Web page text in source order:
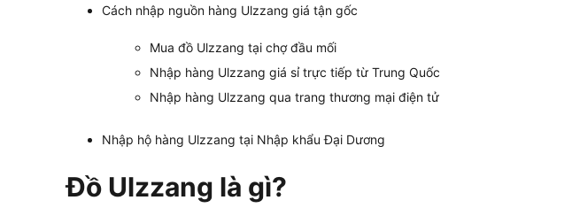
Cách nhập nguồn hàng Ulzzang giá tận gốc
Mua đồ Ulzzang tại chợ đầu mối
Nhập hàng Ulzzang giá sỉ trực tiếp từ Trung Quốc
Nhập hàng Ulzzang qua trang thương mại điện tử
Nhập hộ hàng Ulzzang tại Nhập khẩu Đại Dương
Đồ Ulzzang là gì?